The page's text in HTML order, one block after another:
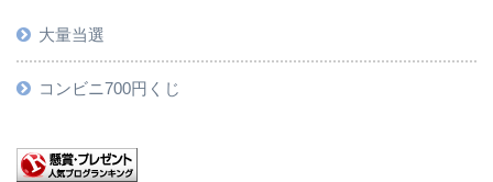
大量当選
コンビニ700円くじ